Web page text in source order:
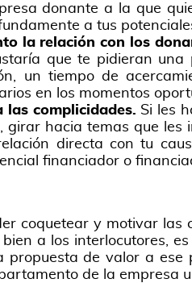
donante a la que
a tus
la relación con los
que te pidieran
un tiempo de
en los momentos
las complicidades. Si les
girar hacia temas que
directa con tu
financiador o
coquetear y motivar las
a los interlocutores,
propuesta de valor a ese
de la empresa